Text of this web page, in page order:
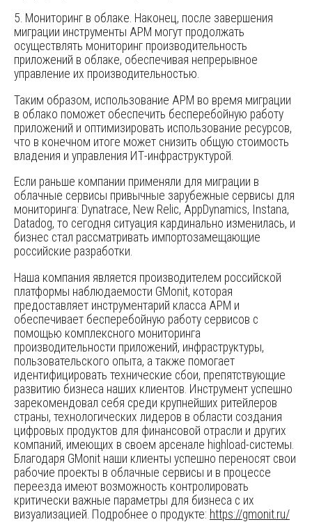
5. Мониторинг в облаке. Наконец, после завершения
миграции инструменты APM могут продолжать
осуществлять мониторинг производительность
приложений в облаке, обеспечивая непрерывное
управление их производительностью.
Таким образом, использование APM во время миграции
в облако поможет обеспечить бесперебойную работу
приложений и оптимизировать использование ресурсов,
что в конечном итоге может снизить общую стоимость
владения и управления ИТ-инфраструктурой.
Если раньше компании применяли для миграции в
облачные сервисы привычные зарубежные сервисы для
мониторинга: Dynatrace, New Relic, AppDynamics, Instana,
Datadog, то сегодня ситуация кардинально изменилась, и
бизнес стал рассматривать импортозамещающие
российские разработки.
Наша компания является производителем российской
платформы наблюдаемости GMonit, которая
предоставляет инструментарий класса APM и
обеспечивает бесперебойную работу сервисов с
помощью комплексного мониторинга
производительности приложений, инфраструктуры,
пользовательского опыта, а также помогает
идентифицировать технические сбои, препятствующие
развитию бизнеса наших клиентов. Инструмент успешно
зарекомендовал себя среди крупнейших ритейлеров
страны, технологических лидеров в области создания
цифровых продуктов для финансовой отрасли и других
компаний, имеющих в своем арсенале highload-системы.
Благодаря GMonit наши клиенты успешно переносят свои
рабочие проекты в облачные сервисы и в процессе
переезда имеют возможность контролировать
критически важные параметры для бизнеса с их
визуализацией. Подробнее о продукте: https://gmonit.ru/